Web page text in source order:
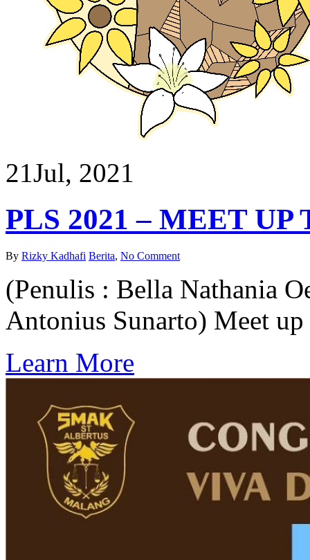
21Jul, 2021
PLS 2021 – MEET UP
By Rizky Kadhafi Berita, No Comment
(Penulis : Bella Nathania
Antonius Sunarto) Meet
Learn More